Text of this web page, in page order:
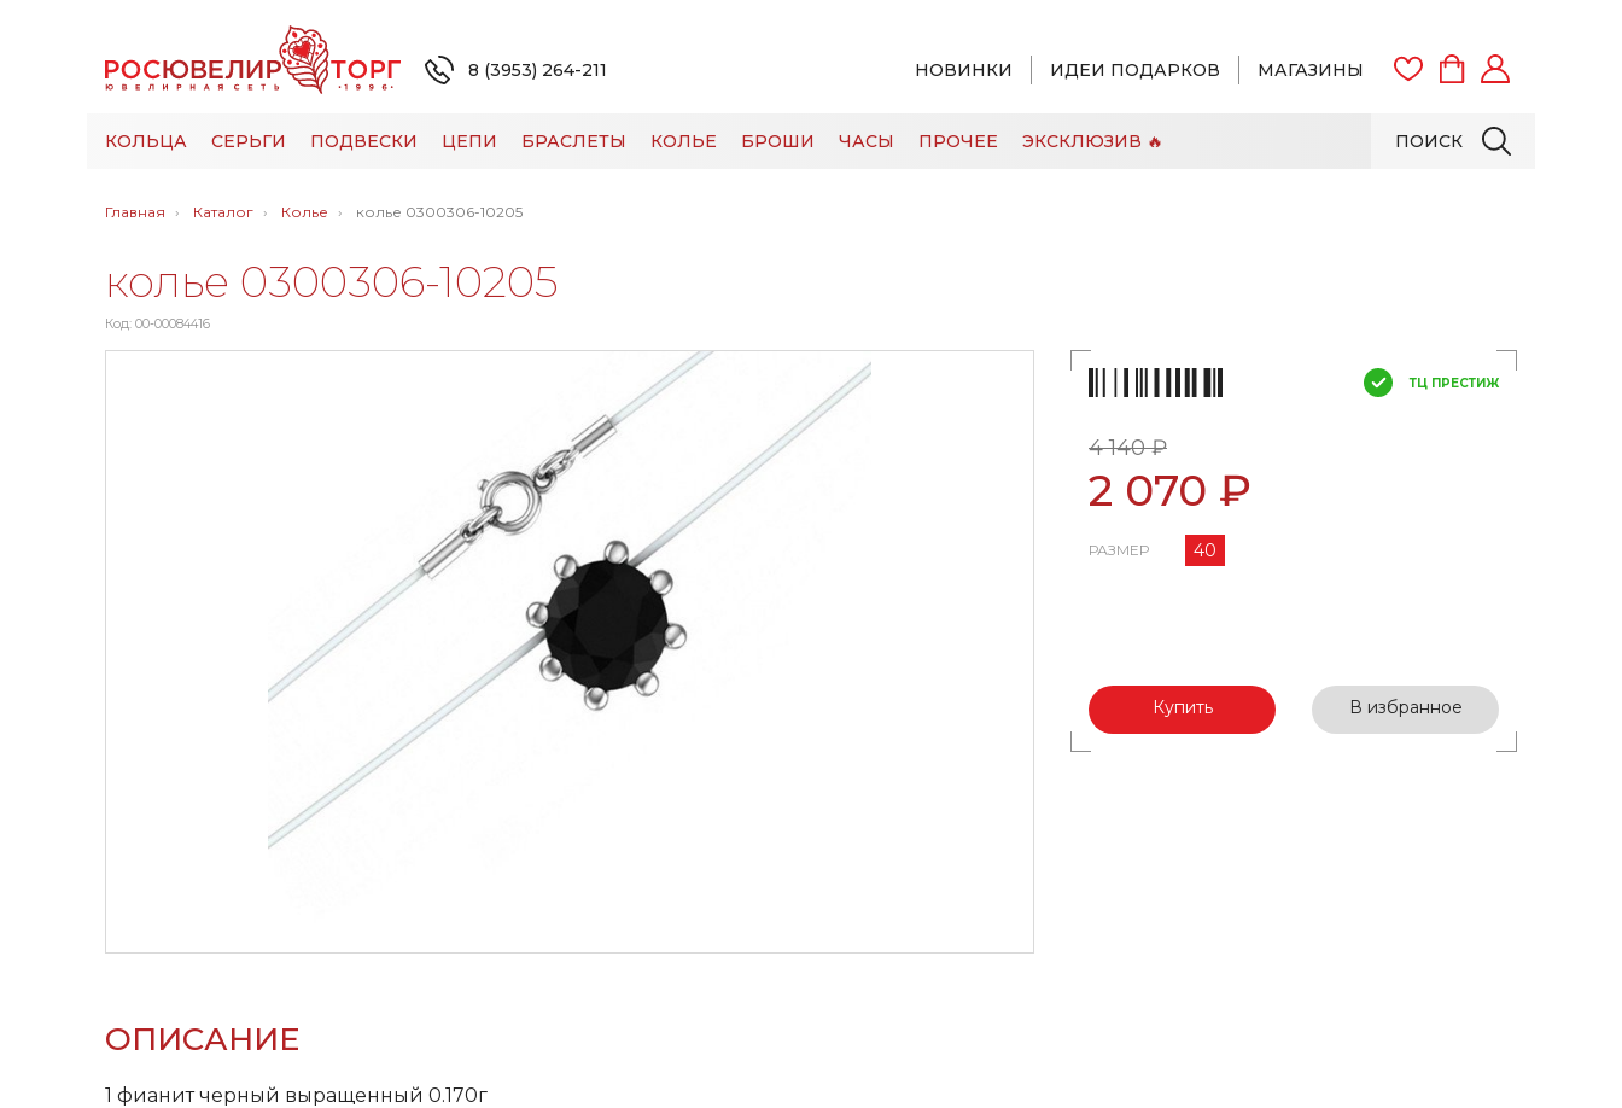
8 (3953) 264-211 НОВИНКИ ИДЕИ ПОДАРКОВ МАГАЗИНЫ
ПОИСК
КОЛЬЦА СЕРЬГИ ПОДВЕСКИ ЦЕПИ БРАСЛЕТЫ КОЛЬЕ БРОШИ ЧАСЫ ПРОЧЕЕ ЭКСКЛЮЗИВ 🔥
Главная Каталог Колье колье 0300306-10205
колье 0300306-10205
Код: 00-00084416
ОПИСАНИЕ
1 фианит черный выращенный 0.170г
ТЦ ПРЕСТИЖ
4 140 ₽
2 070 ₽
РАЗМЕР 40
Купить В избранное